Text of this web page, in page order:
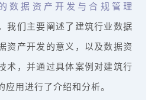
数据资产开发与合规管理
我们主要阐述了建筑行业数据
资产开发的意义，以及数据资
术，并通过具体案例对建筑行
应用进行了介绍和分析。